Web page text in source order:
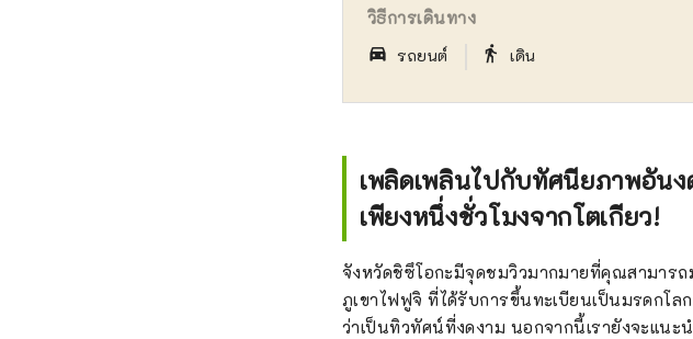
วิธีการเดินทาง
directions_car_filled รถยนต์ directions_walk เดิน
เพลิดเพลินไปกับทัศนียภาพอัน
เพียงหนึ่งชั่วโมงจากโตเกียว!
จังหวัดชิซึโอกะมีจุดชมวิวมากมายที่คุณสามาร
ภูเขาไฟฟูจิ ที่ได้รับการขึ้นทะเบียนเป็นมรดกโล
ว่าเป็นทิวทัศน์ที่งดงาม นอกจากนี้เรายังจะแน